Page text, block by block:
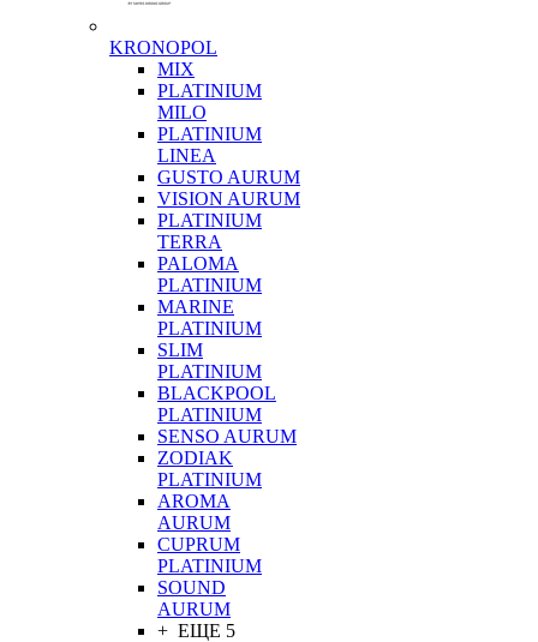
KRONOPOL
MIX
PLATINIUM
MILO
PLATINIUM
LINEA
GUSTO AURUM
VISION AURUM
PLATINIUM
TERRA
PALOMA
PLATINIUM
MARINE
PLATINIUM
SLIM
PLATINIUM
BLACKPOOL
PLATINIUM
SENSO AURUM
ZODIAK
PLATINIUM
AROMA
AURUM
CUPRUM
PLATINIUM
SOUND
AURUM
+ ЕЩЕ 5